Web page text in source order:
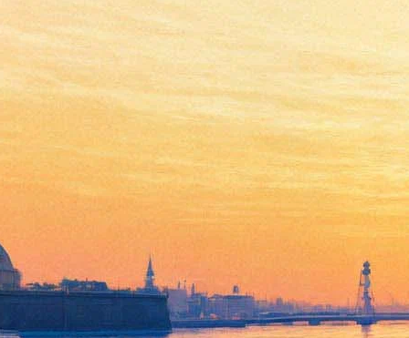
Театр DEREVO меняет
форму существования.
Зрители не увидят любимых
спектаклей неопределённое
04 января 2019,